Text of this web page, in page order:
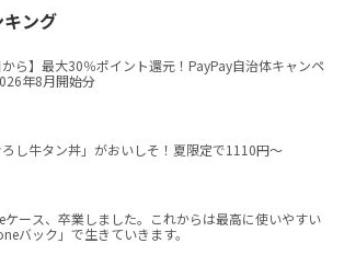
ング
から】最大30％ポイント還元！PayPay自治体キャンペ
年8月開始分
ろし牛タン丼」がおいしそ！夏限定で1110円～
ケース、卒業しました。これからは最高に使いやすい
バック」で生きていきます。